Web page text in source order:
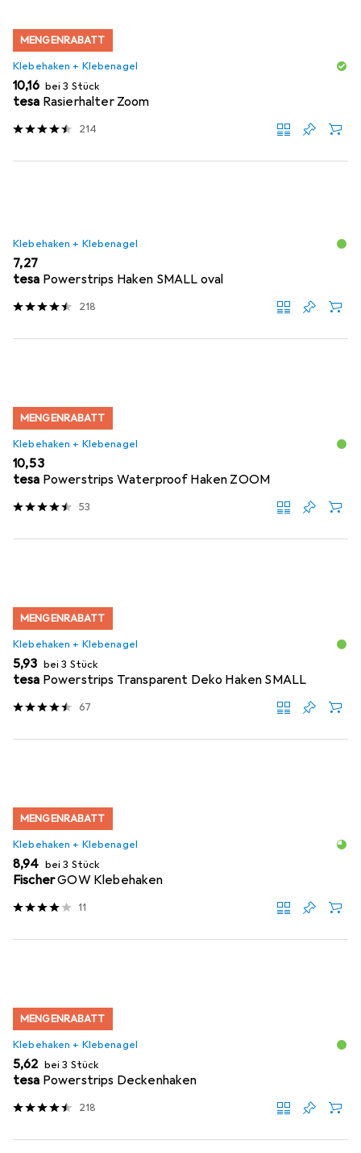
MENGENRABATT
Klebehaken + Klebenagel
EUR
10,16 bei 3 Stück
tesa Rasierhalter Zoom
214
Klebehaken + Klebenagel
EUR
7,27
tesa Powerstrips Haken SMALL oval
218
MENGENRABATT
Klebehaken + Klebenagel
EUR
10,53
tesa Powerstrips Waterproof Haken ZOOM
53
MENGENRABATT
Klebehaken + Klebenagel
EUR
5,93 bei 3 Stück
tesa Powerstrips Transparent Deko Haken SMALL
67
MENGENRABATT
Klebehaken + Klebenagel
EUR
8,94 bei 3 Stück
FischerGOW Klebehaken
11
MENGENRABATT
Klebehaken + Klebenagel
EUR
5,62 bei 3 Stück
tesa Powerstrips Deckenhaken
218